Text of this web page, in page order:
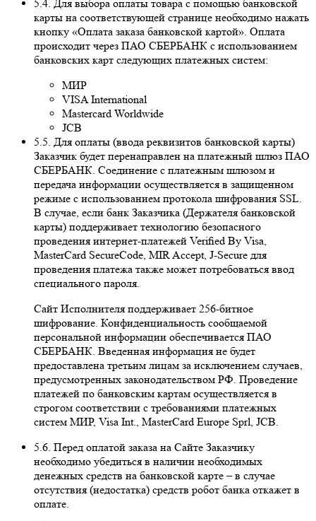
5.4. Для выбора оплаты товара с помощью банковской
карты на соответствующей странице необходимо нажать
кнопку «Оплата заказа банковской картой». Оплата
происходит через ПАО СБЕРБАНК с использованием
банковских карт следующих платежных систем:
МИР
VISA International
Mastercard Worldwide
JCB
5.5. Для оплаты (ввода реквизитов банковской карты)
Заказчик будет перенаправлен на платежный шлюз ПАО
СБЕРБАНК. Соединение с платежным шлюзом и
передача информации осуществляется в защищенном
режиме с использованием протокола шифрования SSL.
В случае, если банк Заказчика (Держателя банковской
карты) поддерживает технологию безопасного
проведения интернет-платежей Veriﬁed By Visa,
MasterCard SecureCode, MIR Accept, J-Secure для
проведения платежа также может потребоваться ввод
специального пароля.
Сайт Исполнителя поддерживает 256-битное
шифрование. Конфиденциальность сообщаемой
персональной информации обеспечивается ПАО
СБЕРБАНК. Введенная информация не будет
предоставлена третьим лицам за исключением случаев,
предусмотренных законодательством РФ. Проведение
платежей по банковским картам осуществляется в
строгом соответствии с требованиями платежных
систем МИР, Visa Int., MasterCard Europe Sprl, JCB.
5.6. Перед оплатой заказа на Сайте Заказчику
необходимо убедиться в наличии необходимых
денежных средств на банковской карте – в случае
отсутствия (недостатка) средств робот банка откажет в
оплате.